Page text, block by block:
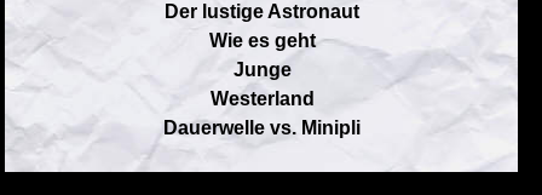
Der lustige Astronaut
Wie es geht
Junge
Westerland
Dauerwelle vs. Minipli